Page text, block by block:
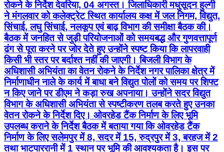
रोकने के निर्देश देवरिया, 04 अगस्त। जिलाधिकारी मधुसूदन हुल्गी
ने मंगलवार को कलेक्ट्रेट स्थित कार्यालय कक्ष में जल निगम, विद्युत,
सिंचाई, लघु सिंचाई, नलकूप एवं बाढ़ विभाग की समीक्षा बैठक की।
बैठक में जनहित से जुड़ी परियोजनाओं को समयबद्ध और गुणवत्तापूर्ण
ढंग से पूरा करने पर जोर देते हुए उन्होंने स्पष्ट किया कि लापरवाही
किसी भी स्तर पर बर्दाश्त नहीं की जाएगी। बिजली विभाग के
अधिशासी अभियंता का वेतन रोकने के निर्देश नगर पालिका क्षेत्र में
निर्माणाधीन नाले के कार्य में बाधा बने विद्युत पोलों को समय पर शिफ्ट
न किए जाने पर डीएम ने कड़ा रुख अपनाया। उन्होंने सदर विद्युत
विभाग के अधिशासी अभियंता से स्पष्टीकरण तलब करते हुए उनका
वेतन रोकने के निर्देश दिए। ओवरहेड टैंक निर्माण के लिए भूमि
उपलब्ध कराने के निर्देश बैठक में बताया गया कि ओवरहेड टैंक
निर्माण के लिए सलेमपुर में 8, सदर में 15, रुद्रपुर में 3, बरहज में 2
तथा भाटपाररानी में 1 स्थान पर भूमि की आवश्यकता है। इस पर